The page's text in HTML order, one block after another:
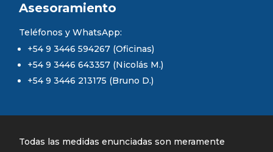
Asesoramiento
Teléfonos y WhatsApp:
+54 9 3446 594267 (Oficinas)
+54 9 3446 643357 (Nicolás M.)
+54 9 3446 213175 (Bruno D.)
Todas las medidas enunciadas son meramente